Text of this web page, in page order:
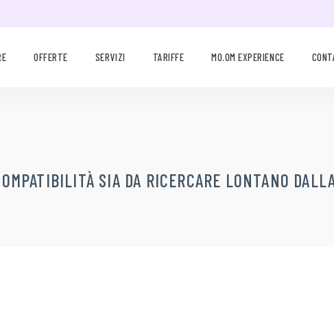
OFFERTE SERVIZI TARIFFE MO.OM EXPERIENCE
SIA DA RICERCARE LONTANO